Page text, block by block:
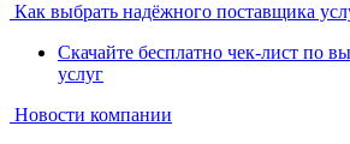
Как выбрать надёжного поставщика
Скачайте бесплатно чек-лист по
услуг
Новости компании